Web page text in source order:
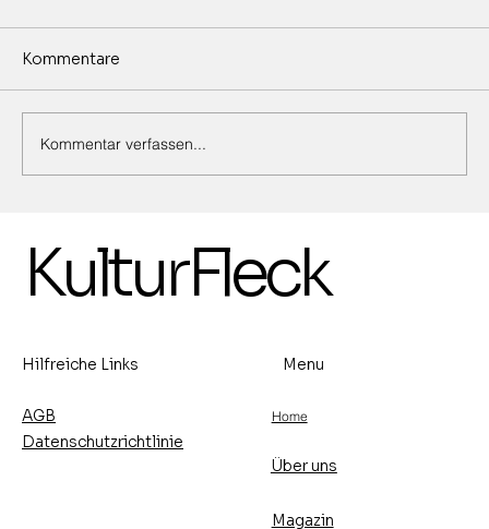
Malerei und Michael Ehlers,
Lederhandwerkskunst -15.- 30.8.2026
- Vernissage: Freitag, den 14.8.2026
Kommentare
Kommentar verfassen...
KulturFleck
Hilfreiche Links
AGB
Datenschutzrichtlinie
Menu
Home
Über uns
Magazin